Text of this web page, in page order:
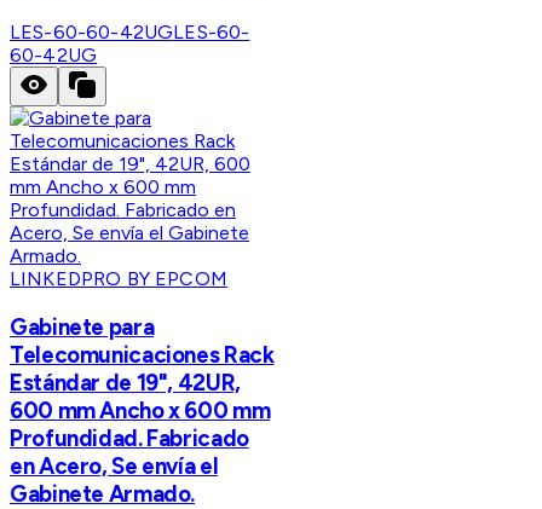
LES-60-60-42UGLES-60-
60-42UG
LINKEDPRO BY EPCOM
Gabinete para
Telecomunicaciones Rack
Estándar de 19", 42UR,
600 mm Ancho x 600 mm
Profundidad. Fabricado
en Acero, Se envía el
Gabinete Armado.